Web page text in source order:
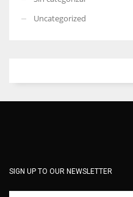
Uncategorized
SIGN UP TO OUR NEWSLETTER